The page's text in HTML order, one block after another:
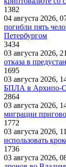
1382
04 августа 2026,
погибли пять
Петербургом
3434
03 августа 2026,
отказа в
1695
03 августа 2026,
БПЛА в Архипо-
2864
03 августа 2026,
миграции
1772
03 августа 2026,
использовать
1736
03 августа 2026,